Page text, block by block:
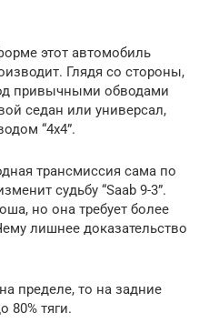
этот автомобиль
Глядя со стороны,
привычными обводами
седан или универсал,
“4х4”.
трансмиссия сама по
судьбу “Saab 9-3”.
но она требует более
лишнее доказательство
пределе, то на задние
80% тяги.